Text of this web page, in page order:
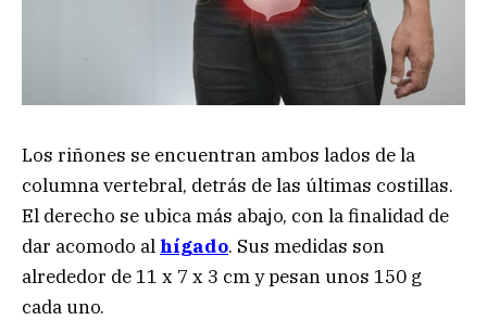
Los riñones se encuentran ambos lados de la
columna vertebral, detrás de las últimas costillas.
El derecho se ubica más abajo, con la finalidad de
dar acomodo al hígado. Sus medidas son
alrededor de 11 x 7 x 3 cm y pesan unos 150 g
cada uno.